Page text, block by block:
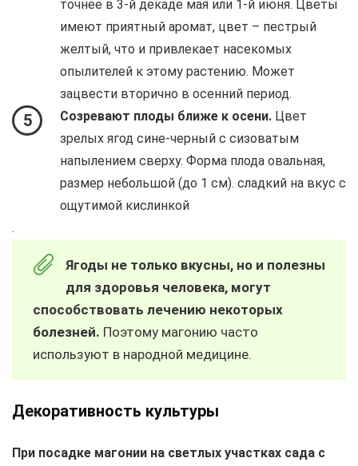
точнее в 3-й декаде мая или 1-й июня. Цветы
имеют приятный аромат, цвет – пестрый
желтый, что и привлекает насекомых
опылителей к этому растению. Может
зацвести вторично в осенний период.
5 Созревают плоды ближе к осени. Цвет
зрелых ягод сине-черный с сизоватым
напылением сверху. Форма плода овальная,
размер небольшой (до 1 см). сладкий на вкус с
ощутимой кислинкой
.
Ягоды не только вкусны, но и полезны
для здоровья человека, могут
способствовать лечению некоторых
болезней. Поэтому магонию часто
используют в народной медицине.
Декоративность культуры
При посадке магонии на светлых участках сада с